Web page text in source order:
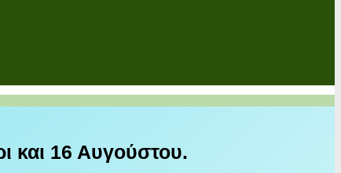
και 16 Αυγούστου.